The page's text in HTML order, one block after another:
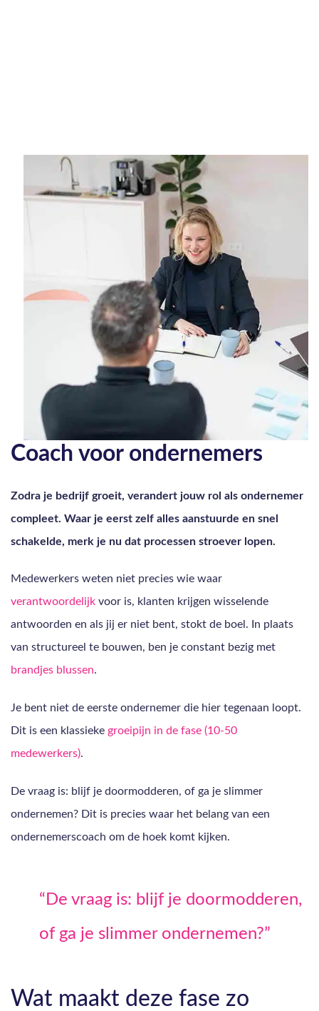
Coach voor ondernemers
Zodra je bedrijf groeit, verandert jouw rol als ondernemer
compleet. Waar je eerst zelf alles aanstuurde en snel
schakelde, merk je nu dat processen stroever lopen.
Medewerkers weten niet precies wie waar
verantwoordelijk voor is, klanten krijgen wisselende
antwoorden en als jij er niet bent, stokt de boel. In plaats
van structureel te bouwen, ben je constant bezig met
brandjes blussen.
Je bent niet de eerste ondernemer die hier tegenaan loopt.
Dit is een klassieke groeipijn in de fase (10-50
medewerkers).
De vraag is: blijf je doormodderen, of ga je slimmer
ondernemen? Dit is precies waar het belang van een
ondernemerscoach om de hoek komt kijken.
“De vraag is: blijf je doormodderen,
of ga je slimmer ondernemen?”
Wat maakt deze fase zo